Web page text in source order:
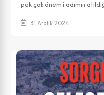
pek çok önemli adımın
31 Aralık 2024